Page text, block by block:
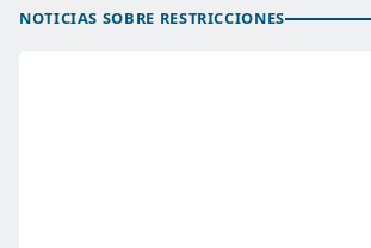
NOTICIAS SOBRE RESTRICCIONES